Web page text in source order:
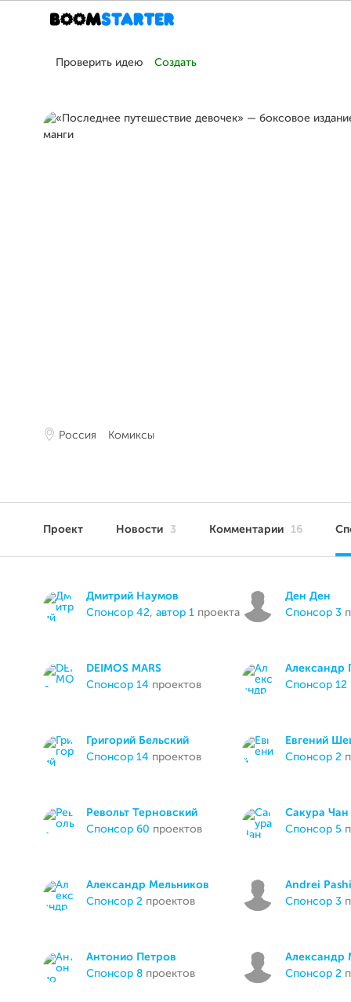
Проверить идею Создать
Россия Комиксы
Проект Новости 3 Комментарии 16
Дмитрий Наумов
спонсор 42, автор 1 проекта
Ден Ден
спонсор 3
DEIMOS MARS
спонсор 14 проектов
Александр
спонсор 12
Григорий Бельский
спонсор 14 проектов
Евгений
спонсор 2
Револьт Терновский
спонсор 60 проектов
Сакура Чан
спонсор 5
Александр Мельников
спонсор 2 проектов
Andrei
спонсор 3
Антонио Петров
спонсор 8 проектов
Александр
спонсор 2